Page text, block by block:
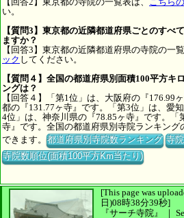
い。
【質問3】東京都の近隣都道府県ごとのすべ
ますか？
【回答3】東京都の近隣都道府県の寺院の一覧
ック してください。
【質問４】全国の都道府県別面積100平方キ
ングは？
【回答４】「第1位」は、大阪府の『176.99
都の『131.77ヶ寺』です。「第3位」は、愛
4位」は、神奈川県の『78.85ヶ寺』です。「
寺』です。全国の都道府県別寺院ランキン
できます。都道府県別寺院数ランキング 寺
寺院数順位(面積100平方Km当たり)
[This page was
日)08時38分39秒]
『サーチ寺院』 ｜